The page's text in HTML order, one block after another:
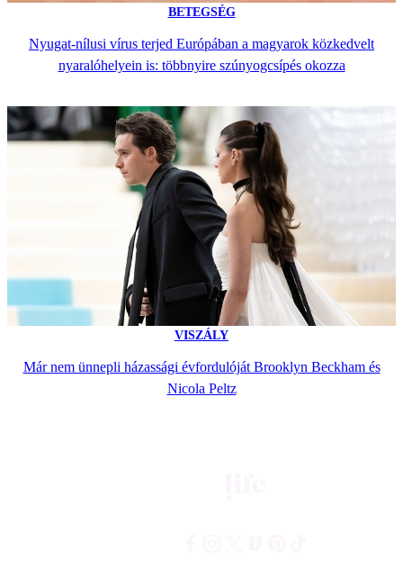
BETEGSÉG
Nyugat-nílusi vírus terjed Európában a magyarok közkedvelt
nyaralóhelyein is: többnyire szúnyogcsípés okozza
VISZÁLY
Már nem ünnepli házassági évfordulóját Brooklyn Beckham és
Nicola Peltz